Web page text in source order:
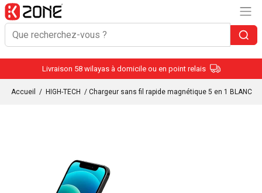
Livraison 58 wilayas à domicile ou en point relais
Accueil / HIGH-TECH / Chargeur sans fil rapide magnétique 5 en 1 BLANC